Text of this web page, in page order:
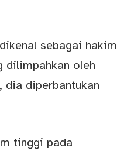
sebagai hakim
dilimpahkan oleh
dia diperbantukan
tinggi pada